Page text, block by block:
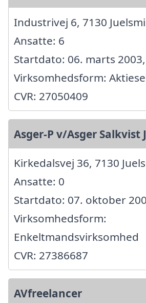
Industrivej 6, 7130
Ansatte: 6
Startdato: 06. marts 2003,
Virksomhedsform:
CVR: 27050409
Asger-P v/Asger Salkvist
Kirkedalsvej 36, 7130
Ansatte: 0
Startdato: 07. oktober
Virksomhedsform:
Enkeltmandsvirksomhed
CVR: 27386687
AVfreelancer